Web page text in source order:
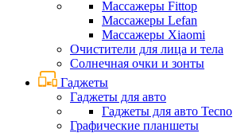
Массажеры Fittop
Массажеры Lefan
Массажеры Xiaomi
Очистители для лица и тела
Солнечная очки и зонты
Гаджеты
Гаджеты для авто
Гаджеты для авто Tecno
Графические планшеты